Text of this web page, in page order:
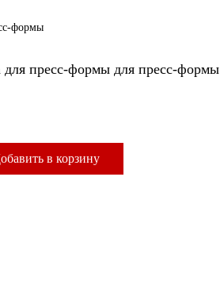
формы
пресс-формы для пресс-формы
в корзину